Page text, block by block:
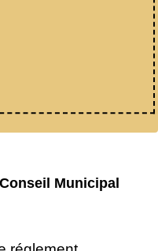
Municipal